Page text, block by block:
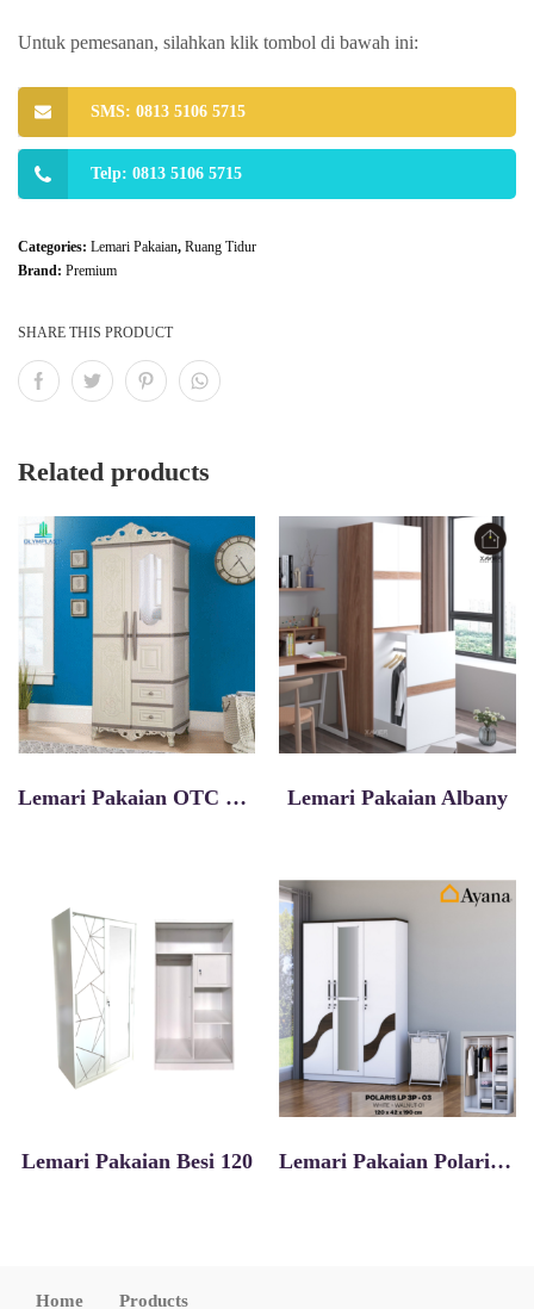
Untuk pemesanan, silahkan klik tombol di bawah ini:
SMS: 0813 5106 5715
Telp: 0813 5106 5715
Categories: Lemari Pakaian, Ruang Tidur
Brand: Premium
SHARE THIS PRODUCT
Related products
Lemari Pakaian OTC Classic 2P Lemari Pakaian Albany
Lemari Pakaian Besi 120 Lemari Pakaian Polaris Lp 3p 03
Home Products